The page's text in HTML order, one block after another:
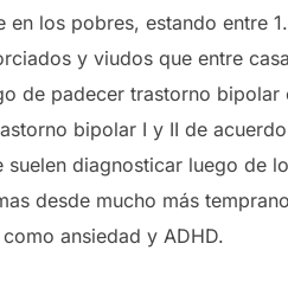
en los pobres, estando entre
y viudos que entre
de padecer trastorno bipolar
bipolar I y II de
suelen diagnosticar luego de
desde mucho más
ansiedad y ADHD.